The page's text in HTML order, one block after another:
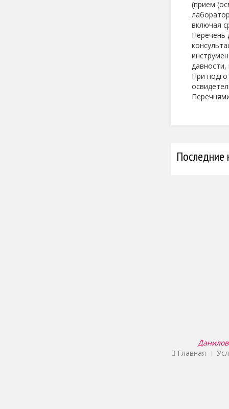
(прием
включая
Перечень
При
Последние
Главная